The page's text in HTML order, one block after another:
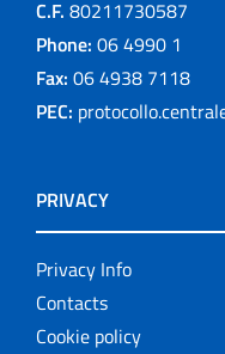
C.F. 80211730587
Phone: 06 4990 1
Fax: 06 4938 7118
PEC:
PRIVACY
Privacy Info
Contacts
Cookie policy